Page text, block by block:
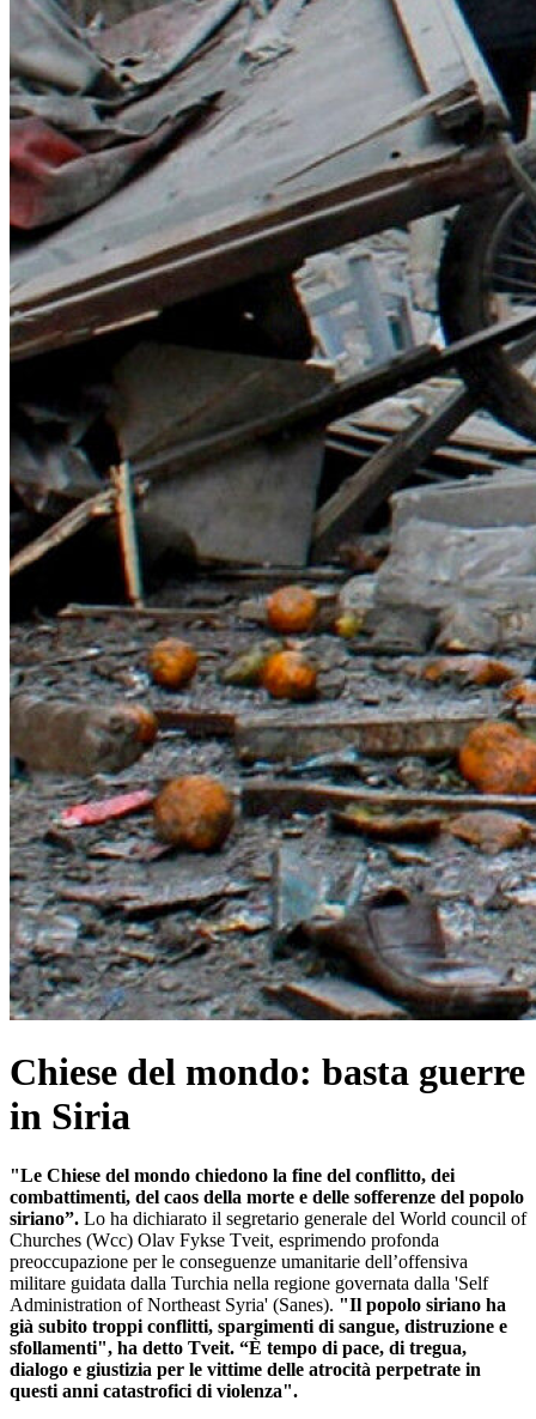
Chiese del mondo: basta guerre
in Siria
"Le Chiese del mondo chiedono la fine del conflitto, dei
combattimenti, del caos della morte e delle sofferenze del popolo
siriano”. Lo ha dichiarato il segretario generale del World council of
Churches (Wcc) Olav Fykse Tveit, esprimendo profonda
preoccupazione per le conseguenze umanitarie dell’offensiva
militare guidata dalla Turchia nella regione governata dalla 'Self
Administration of Northeast Syria' (Sanes). "Il popolo siriano ha
già subito troppi conflitti, spargimenti di sangue, distruzione e
sfollamenti", ha detto Tveit. “È tempo di pace, di tregua,
dialogo e giustizia per le vittime delle atrocità perpetrate in
questi anni catastrofici di violenza".